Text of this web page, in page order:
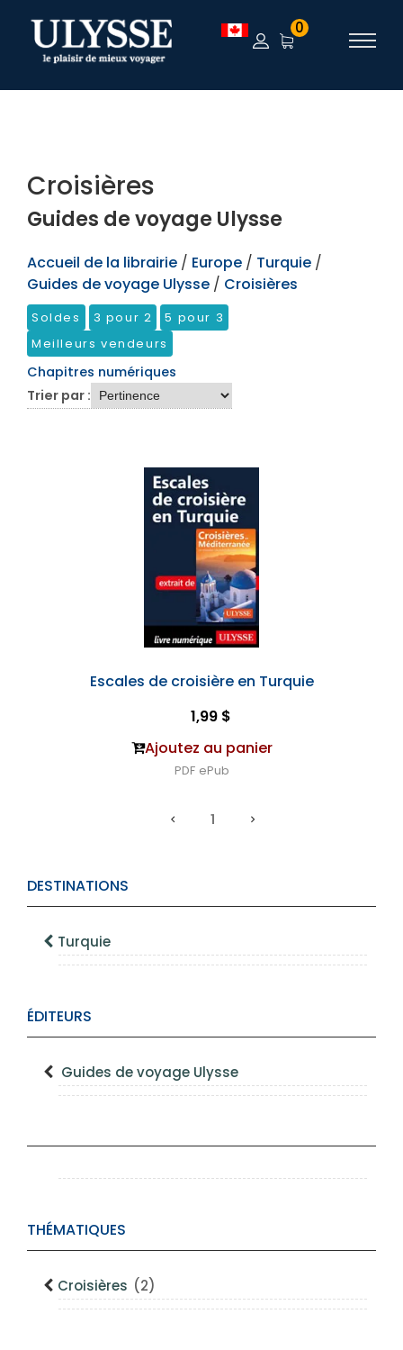
TEST 0
DESTINATIONS
Turquie
ÉDITEURS
Guides de voyage Ulysse
THÉMATIQUES
Croisières (2)
Croisières
Guides de voyage Ulysse
Accueil de la librairie / Europe / Turquie /
Guides de voyage Ulysse / Croisières
Soldes 3 pour 2
5 pour 3
Meilleurs vendeurs
Chapitres numériques
Trier par :
Escales de croisière en Turquie
1,99 $
Ajoutez au panier
PDF ePub
1